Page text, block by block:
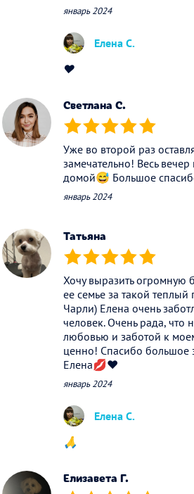
январь 2024
Елена С.
❤️
Светлана С.
(*) (*) (*) (*) (*)
Уже во второй раз
замечательно! Весь
домой😅 Большое
январь 2024
Татьяна
(*) (*) (*) (*) (*)
Хочу выразить огромную
ее семье за такой
Чарли) Елена очень
человек. Очень рада, что
любовью и заботой к
ценно! Спасибо большое
Елена💋❤️
январь 2024
Елена С.
🙏
Елизавета Г.